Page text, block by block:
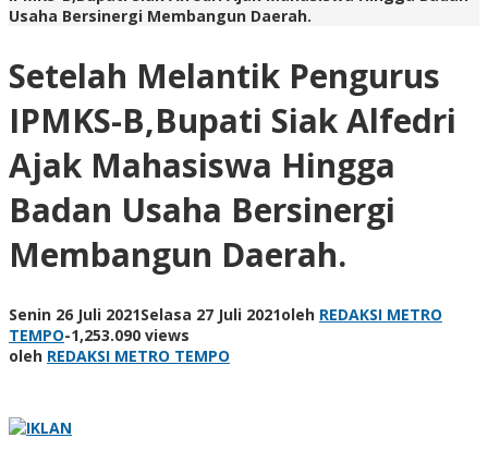
Usaha Bersinergi Membangun Daerah.
Setelah Melantik Pengurus
IPMKS-B,Bupati Siak Alfedri
Ajak Mahasiswa Hingga
Badan Usaha Bersinergi
Membangun Daerah.
Senin 26 Juli 2021Selasa 27 Juli 2021oleh REDAKSI METRO
TEMPO-1,253.090 views
oleh REDAKSI METRO TEMPO